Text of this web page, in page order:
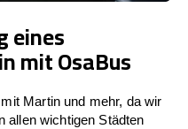
eines
mit OsaBus
Martin und mehr, da wir
allen wichtigen Städten